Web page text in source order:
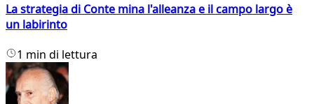
La strategia di Conte mina l'alleanza e il campo largo è
un labirinto
1 min di lettura